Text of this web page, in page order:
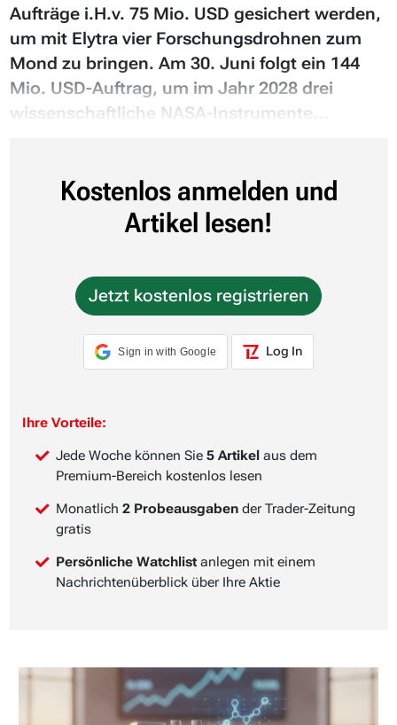
Aufträge i.H.v. 75 Mio. USD gesichert werden,
um mit Elytra vier Forschungsdrohnen zum
Mond zu bringen. Am 30. Juni folgt ein 144
Mio. USD-Auftrag, um im Jahr 2028 drei
wissenschaftliche NASA-Instrumente...
Kostenlos anmelden und
Artikel lesen!
Jetzt kostenlos registrieren
Sign in with Google Log In
Ihre Vorteile:
Jede Woche können Sie 5 Artikel aus dem
Premium-Bereich kostenlos lesen
Monatlich 2 Probeausgaben der Trader-Zeitung
gratis
Persönliche Watchlist anlegen mit einem
Nachrichtenüberblick über Ihre Aktie